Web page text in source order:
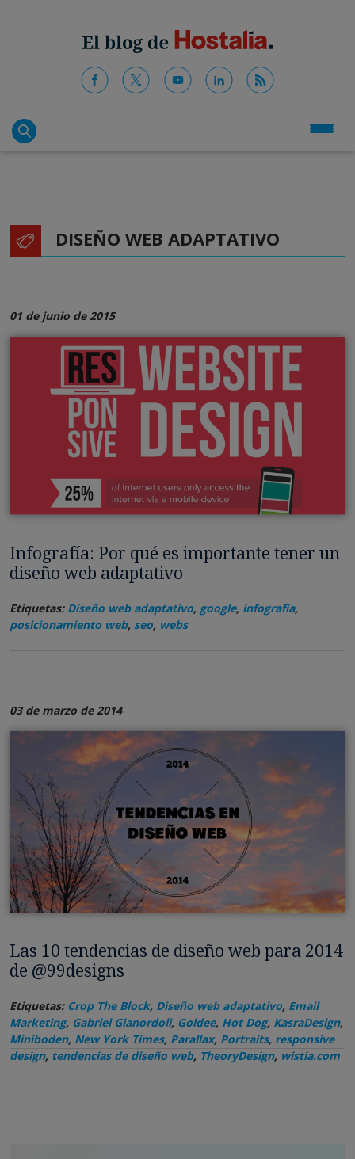
DISEÑO WEB ADAPTATIVO
01 de junio de 2015
Infografía: Por qué es importante tener un
diseño web adaptativo
Etiquetas: Diseño web adaptativo, google, infografía,
posicionamiento web, seo, webs
03 de marzo de 2014
Las 10 tendencias de diseño web para 2014
de @99designs
Etiquetas: Crop The Block, Diseño web adaptativo, Email
Marketing, Gabriel Gianordoli, Goldee, Hot Dog, KasraDesign,
Miniboden, New York Times, Parallax, Portraits, responsive
design, tendencias de diseño web, TheoryDesign, wistia.com